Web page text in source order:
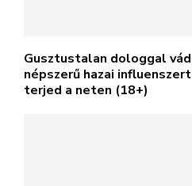
Gusztustalan dologgal
népszerű hazai
terjed a neten (18+)